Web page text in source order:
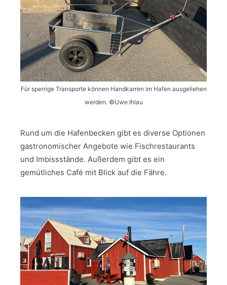
Für sperrige Transporte können Handkarren im Hafen ausgeliehen
werden. ©Uwe Ihlau
Rund um die Hafenbecken gibt es diverse Optionen
gastronomischer Angebote wie Fischrestaurants
und Imbissstände. Außerdem gibt es ein
gemütliches Café mit Blick auf die Fähre.